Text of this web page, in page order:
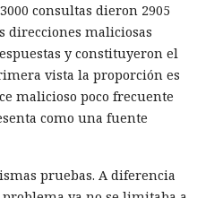
consultas dieron 2905
direcciones maliciosas
y constituyeron el
vista la proporción es
malicioso poco frecuente
como una fuente
pruebas. A diferencia